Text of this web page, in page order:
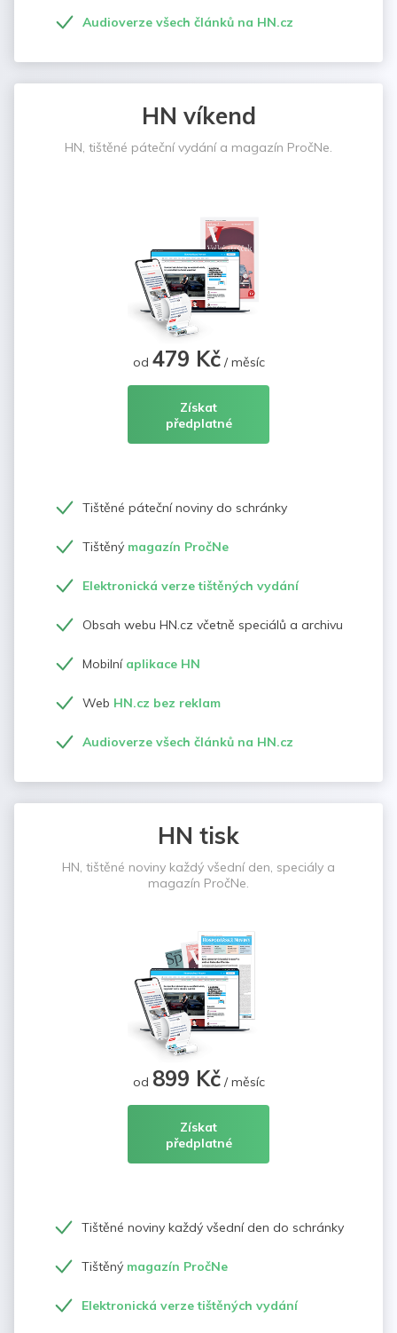
Audioverze všech článků na HN.cz
HN víkend
HN, tištěné páteční vydání a magazín PročNe.
od 479 Kč/ měsíc
Získat
předplatné
Tištěné páteční noviny do schránky
Tištěný magazín PročNe
Elektronická verze tištěných vydání
Obsah webu HN.cz včetně speciálů a archivu
Mobilní aplikace HN
Web HN.cz bez reklam
Audioverze všech článků na HN.cz
HN tisk
HN, tištěné noviny každý všední den, speciály a
magazín PročNe.
od 899 Kč/ měsíc
Získat
předplatné
Tištěné noviny každý všední den do schránky
Tištěný magazín PročNe
Elektronická verze tištěných vydání